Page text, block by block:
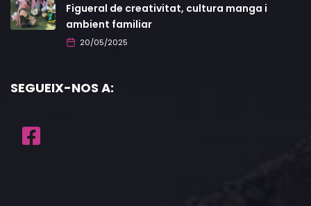
Figueral de creativitat, cultura manga i
ambient familiar
20/05/2025
SEGUEIX-NOS A: